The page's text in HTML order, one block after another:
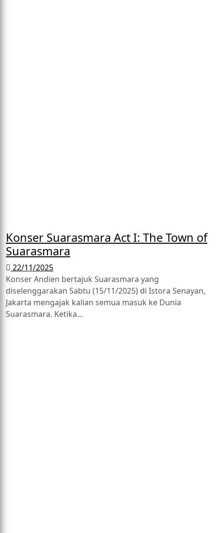
Konser Suarasmara Act I: The Town of
Suarasmara
22/11/2025
Konser Andien bertajuk Suarasmara yang
diselenggarakan Sabtu (15/11/2025) di Istora Senayan,
Jakarta mengajak kalian semua masuk ke Dunia
Suarasmara. Ketika...